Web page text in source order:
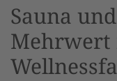
Sauna
Mehrwert